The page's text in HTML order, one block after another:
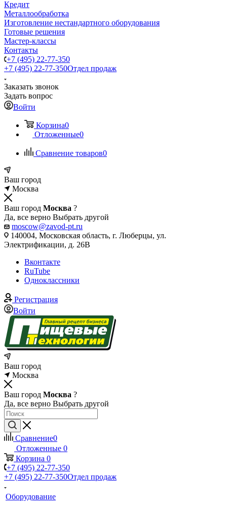
Кредит
Металлообработка
Изготовление нестандартного оборудования
Готовые решения
Мастер-классы
Контакты
+7 (495) 22-77-350
+7 (495) 22-77-350Отдел продаж
Заказать звонок
Задать вопрос
Войти
Корзина0
Отложенные0
Сравнение товаров0
Ваш город
Москва
Ваш город Москва ?
Да, все верно Выбрать другой
moscow@zavod-pt.ru
140004, Московская область, г. Люберцы, ул.
Электрификации, д. 26В
Вконтакте
RuTube
Одноклассники
Регистрация
Войти
Ваш город
Москва
Ваш город Москва ?
Да, все верно Выбрать другой
Сравнение0
Отложенные 0
Корзина 0
+7 (495) 22-77-350
+7 (495) 22-77-350Отдел продаж
Оборудование